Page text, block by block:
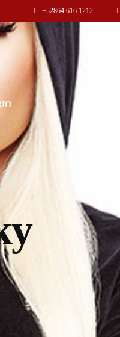
+52864 616 1212